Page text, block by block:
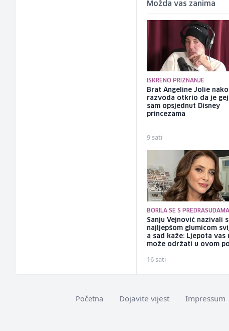
Možda vas zanima
ISKRENO PRIZNANJE
Brat Angeline Jolie
razvoda otkrio da je
sam opsjednut Disney
princezama
9 sati
BORILA SE S PREDRASUDAMA
Sanju Vejnović nazivali
najljepšom glumicom
a sad kaže: Ljepota vas
može održati u ovom
16 sati
Početna Dojavite vijest Impressum